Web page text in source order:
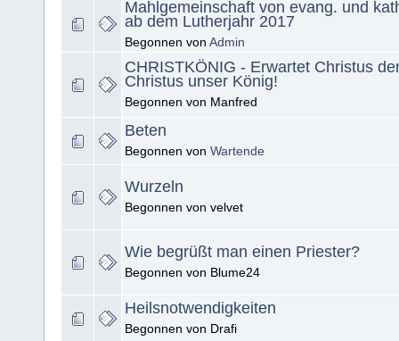
Mahlgemeinschaft von evang. und
ab dem Lutherjahr 2017
Begonnen von Admin
CHRISTKÖNIG - Erwartet Christus
Christus unser König!
Begonnen von Manfred
Beten
Begonnen von Wartende
Wurzeln
Begonnen von velvet
Wie begrüßt man einen Priester?
Begonnen von Blume24
Heilsnotwendigkeiten
Begonnen von Drafi